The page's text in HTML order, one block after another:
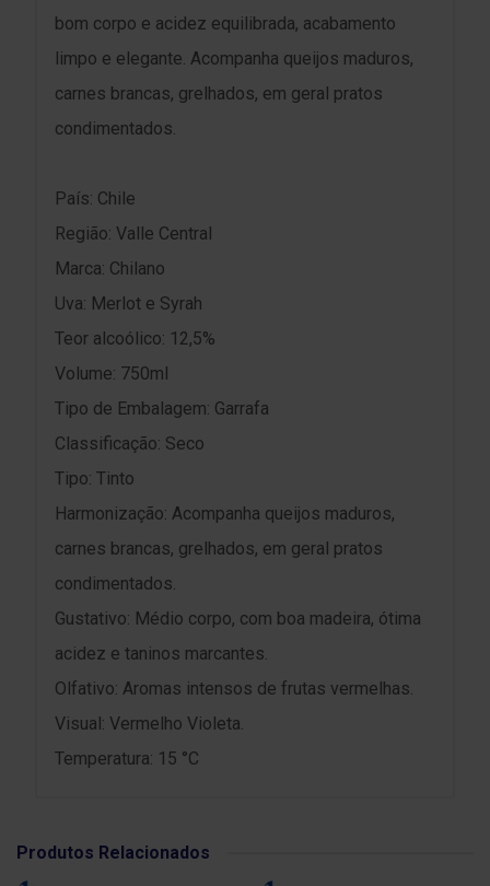
bom corpo e acidez equilibrada, acabamento
limpo e elegante. Acompanha queijos maduros,
carnes brancas, grelhados, em geral pratos
condimentados.
País: Chile
Região: Valle Central
Marca: Chilano
Uva: Merlot e Syrah
Teor alcoólico: 12,5%
Volume: 750ml
Tipo de Embalagem: Garrafa
Classificação: Seco
Tipo: Tinto
Harmonização: Acompanha queijos maduros,
carnes brancas, grelhados, em geral pratos
condimentados.
Gustativo: Médio corpo, com boa madeira, ótima
acidez e taninos marcantes.
Olfativo: Aromas intensos de frutas vermelhas.
Visual: Vermelho Violeta.
Temperatura: 15 °C
Produtos Relacionados